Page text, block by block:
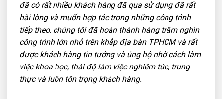
đã có rất nhiều khách hàng đã qua sử dụng đã rất
hài lòng và muốn hợp tác trong những công trình
tiếp theo, chúng tôi đã hoàn thành hàng trăm nghìn
công trình lớn nhỏ trên khắp địa bàn TPHCM và rất
được khách hàng tin tưởng và ủng hộ nhờ cách làm
việc khoa học, thái độ làm việc nghiêm túc, trung
thực và luôn tôn trọng khách hàng.